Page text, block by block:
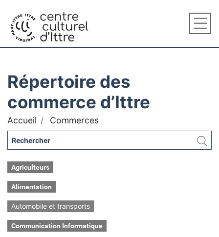
Répertoire des
commerce d’Ittre
Accueil Commerces
Agriculteurs
Alimentation
Automobile et transports
Communication Informatique